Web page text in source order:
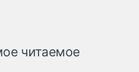
читаемое